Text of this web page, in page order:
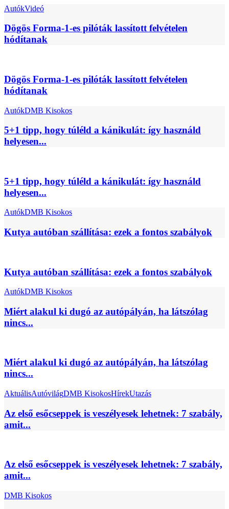
AutókVideó
Dögös Forma-1-es pilóták lassított felvételen
hódítanak
Dögös Forma-1-es pilóták lassított felvételen
hódítanak
AutókDMB Kisokos
5+1 tipp, hogy túléld a kánikulát: így használd
helyesen...
5+1 tipp, hogy túléld a kánikulát: így használd
helyesen...
AutókDMB Kisokos
Kutya autóban szállítása: ezek a fontos szabályok
Kutya autóban szállítása: ezek a fontos szabályok
AutókDMB Kisokos
Miért alakul ki dugó az autópályán, ha látszólag
nincs...
Miért alakul ki dugó az autópályán, ha látszólag
nincs...
AktuálisAutóvilágDMB KisokosHírekUtazás
Az első esőcseppek is veszélyesek lehetnek: 7 szabály,
amit...
Az első esőcseppek is veszélyesek lehetnek: 7 szabály,
amit...
DMB Kisokos